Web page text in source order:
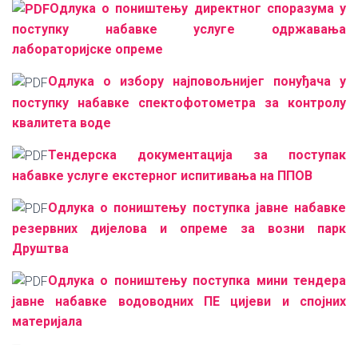
Одлука о поништењу директног споразума у
поступку набавке услуге одржавања
лабораторијске опреме
Одлука о избору најповољнијег понуђача у
поступку набавке спектофотометра за контролу
квалитета воде
Тендерска документација за поступак
набавке услуге екстерног испитивања на ППОВ
Одлука о поништењу поступка јавне набавке
резервних дијелова и опреме за возни парк
Друштва
Одлука о поништењу поступка мини тендера
јавне набавке водоводних ПЕ цијеви и спојних
материјала